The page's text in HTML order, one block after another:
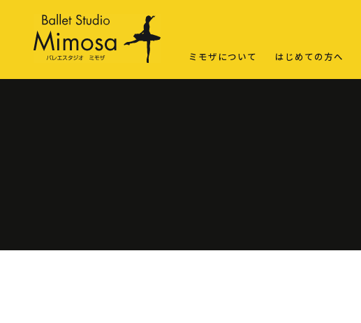
ミモザについて はじめての方へ